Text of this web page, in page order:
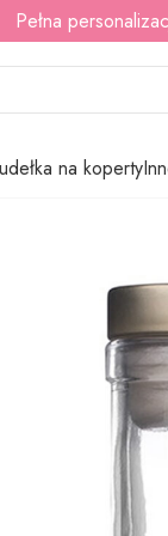
na koperty